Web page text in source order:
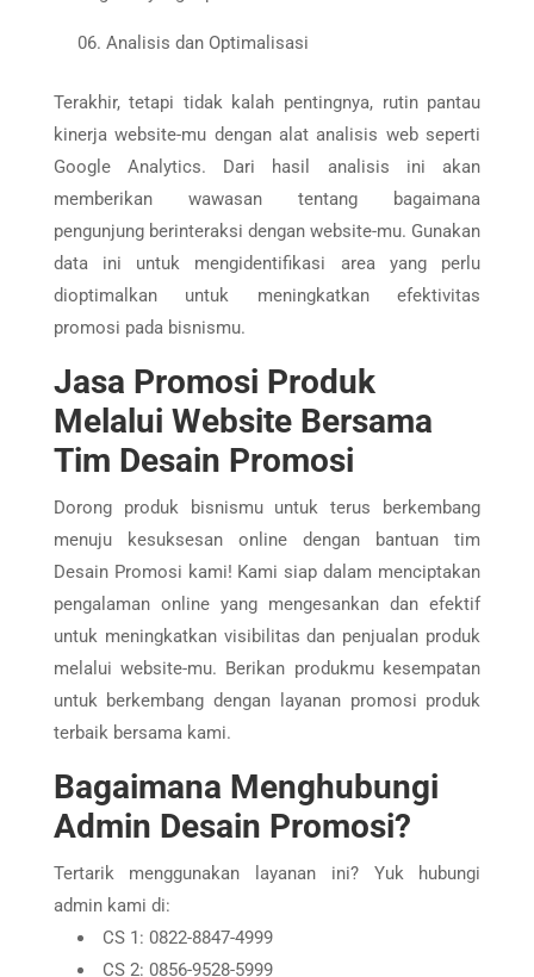
Analisis dan Optimalisasi
Terakhir, tetapi tidak kalah pentingnya, rutin pantau
kinerja website-mu dengan alat analisis web seperti
Google Analytics. Dari hasil analisis ini akan
memberikan wawasan tentang bagaimana
pengunjung berinteraksi dengan website-mu. Gunakan
data ini untuk mengidentifikasi area yang perlu
dioptimalkan untuk meningkatkan efektivitas
promosi pada bisnismu.
Jasa Promosi Produk
Melalui Website Bersama
Tim Desain Promosi
Dorong produk bisnismu untuk terus berkembang
menuju kesuksesan online dengan bantuan tim
Desain Promosi kami! Kami siap dalam menciptakan
pengalaman online yang mengesankan dan efektif
untuk meningkatkan visibilitas dan penjualan produk
melalui website-mu. Berikan produkmu kesempatan
untuk berkembang dengan layanan promosi produk
terbaik bersama kami.
Bagaimana Menghubungi
Admin Desain Promosi?
Tertarik menggunakan layanan ini? Yuk hubungi
admin kami di:
CS 1: 0822-8847-4999
CS 2: 0856-9528-5999